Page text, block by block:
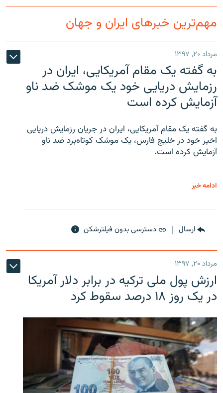
مهم‌ترین خبرهای ایران و جهان
مرداد ۲۰, ۱۳۹۷
به گفته یک مقام آمریکایی، ایران در
رزمایش دریایی خود یک موشک ضد ناو
آزمایش کرده است
به گفته یک مقام آمریکایی، ایران در جریان رزمایش دریایی
اخیر خود در خلیج فارس، یک موشک کوتاه‌برد ضد ناو
آزمایش کرده است.
ادامه خبر
ارسال دسترسی بدون فیلترشکن
مرداد ۲۰, ۱۳۹۷
ارزش پول ملی ترکیه در برابر دلار آمریکا
در یک روز ۱۸ درصد سقوط کرد